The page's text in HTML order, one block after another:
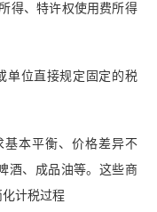
得、特许权使用费所得
单位直接规定固定的税
本平衡、价格差异不
酒、成品油等。这些商
计税过程‌